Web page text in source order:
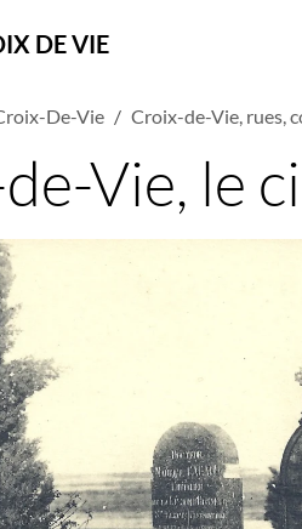
DE VIE
De-Vie Croix-de-Vie, rues,
Vie, le